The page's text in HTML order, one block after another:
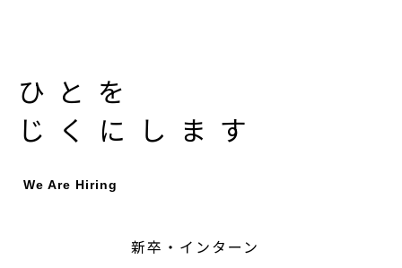
ひとを
じくにします
We Are Hiring
新卒・インターン